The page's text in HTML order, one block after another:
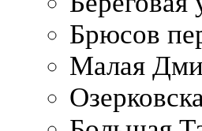
Брюсов
Малая